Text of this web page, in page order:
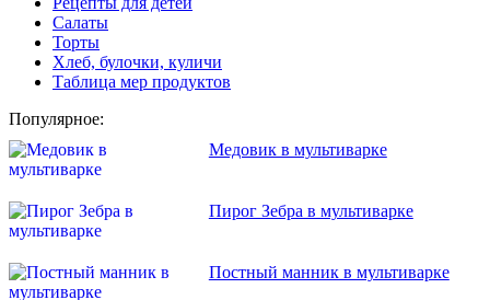
Салаты
Торты
Хлеб, булочки, куличи
Таблица мер продуктов
Популярное:
Медовик в мультиварке
Пирог Зебра в мультиварке
Постный манник в мультиварке